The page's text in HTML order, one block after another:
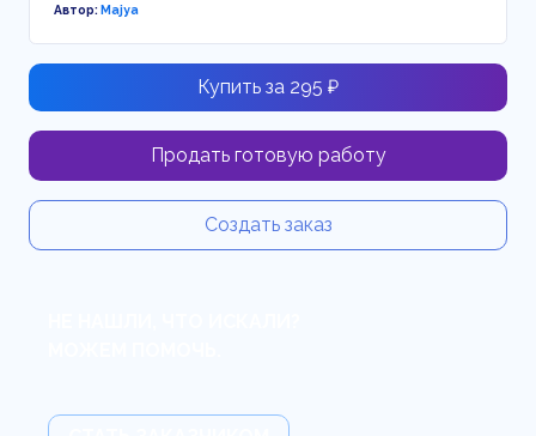
Автор:Majya
Купить за 295 ₽
Продать готовую работу
Создать заказ